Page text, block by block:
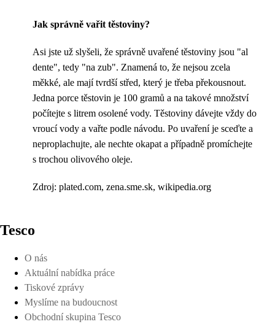
Jak správně vařit těstoviny?
Asi jste už slyšeli, že správně uvařené těstoviny jsou "al
dente", tedy "na zub". Znamená to, že nejsou zcela
měkké, ale mají tvrdší střed, který je třeba překousnout.
Jedna porce těstovin je 100 gramů a na takové množství
počítejte s litrem osolené vody. Těstoviny dávejte vždy do
vroucí vody a vařte podle návodu. Po uvaření je sceďte a
neproplachujte, ale nechte okapat a případně promíchejte
s trochou olivového oleje.
Zdroj: plated.com, zena.sme.sk, wikipedia.org
Tesco
O nás
Aktuální nabídka práce
Tiskové zprávy
Myslíme na budoucnost
Obchodní skupina Tesco